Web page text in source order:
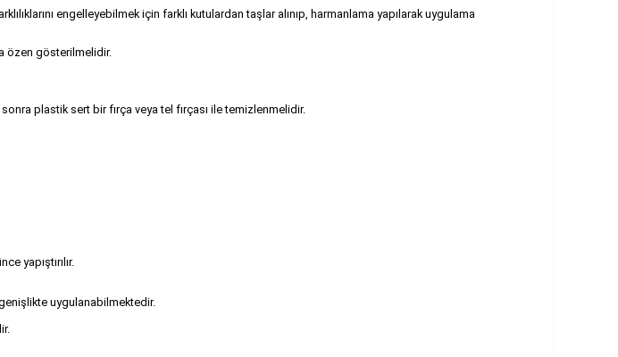
engelleyebilmek için farklı kutulardan taşlar alınıp, harmanlama yapılarak uygulama
özen gösterilmelidir.
plastik sert bir fırça veya tel fırçası ile temizlenmelidir.
yapıştırılır.
uygulanabilmektedir.